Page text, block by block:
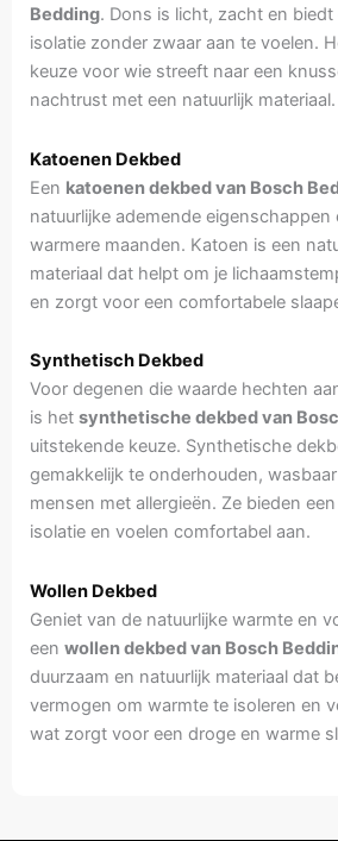
Bedding. Dons is licht, zacht en
isolatie zonder zwaar aan te voelen.
keuze voor wie streeft naar een
nachtrust met een natuurlijk materiaal.
Katoenen Dekbed
Een katoenen dekbed van Bosch
natuurlijke ademende eigenschappen
warmere maanden. Katoen is een
materiaal dat helpt om je
en zorgt voor een comfortabele
Synthetisch Dekbed
Voor degenen die waarde hechten
is het synthetische dekbed van
uitstekende keuze. Synthetische
gemakkelijk te onderhouden,
mensen met allergieën. Ze bieden
isolatie en voelen comfortabel aan.
Wollen Dekbed
Geniet van de natuurlijke warmte en
een wollen dekbed van Bosch
duurzaam en natuurlijk materiaal dat
vermogen om warmte te isoleren en
wat zorgt voor een droge en warme